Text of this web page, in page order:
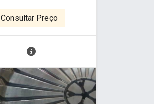
Consultar Preço